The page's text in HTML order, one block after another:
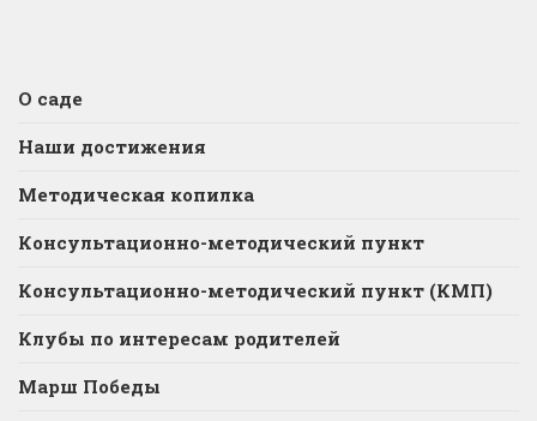
О саде
Наши достижения
Методическая копилка
Консультационно-методический пункт
Консультационно-методический пункт (КМП)
Клубы по интересам родителей
Марш Победы